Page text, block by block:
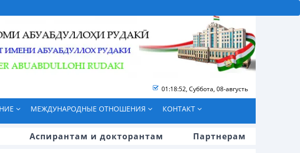
01:18:53, Суббота, 08-августь
МЕЖДУНАРОДНЫЕ ОТНОШЕНИЯ КОНТАКТ
Аспирантам и докторантам Партнерам